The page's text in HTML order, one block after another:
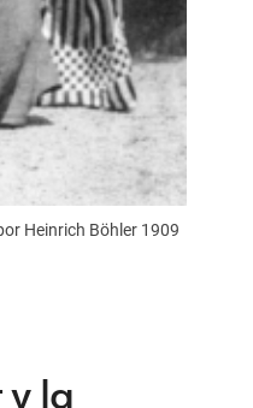
Heinrich Böhler 1909
la